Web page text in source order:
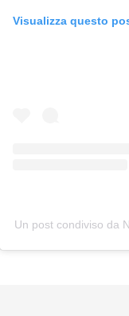
Visualizza questo
Un post condiviso da